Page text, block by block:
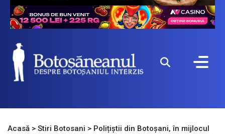
Acasă > Stiri Botosani > Polițiștii din Botoșani, în mijlocul